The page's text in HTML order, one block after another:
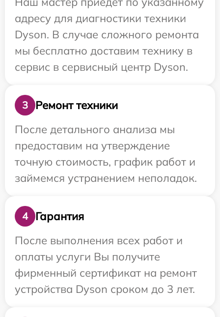
адресу для диагностики техники
Dyson. В случае сложного ремонта
мы бесплатно доставим технику в
сервис в сервисный центр Dyson.
3
Ремонт техники
После детального анализа мы
предоставим на утверждение
точную стоимость, график работ и
займемся устранением неполадок.
4
Гарантия
После выполнения всех работ и
оплаты услуги Вы получите
фирменный сертификат на ремонт
устройства Dyson сроком до 3 лет.